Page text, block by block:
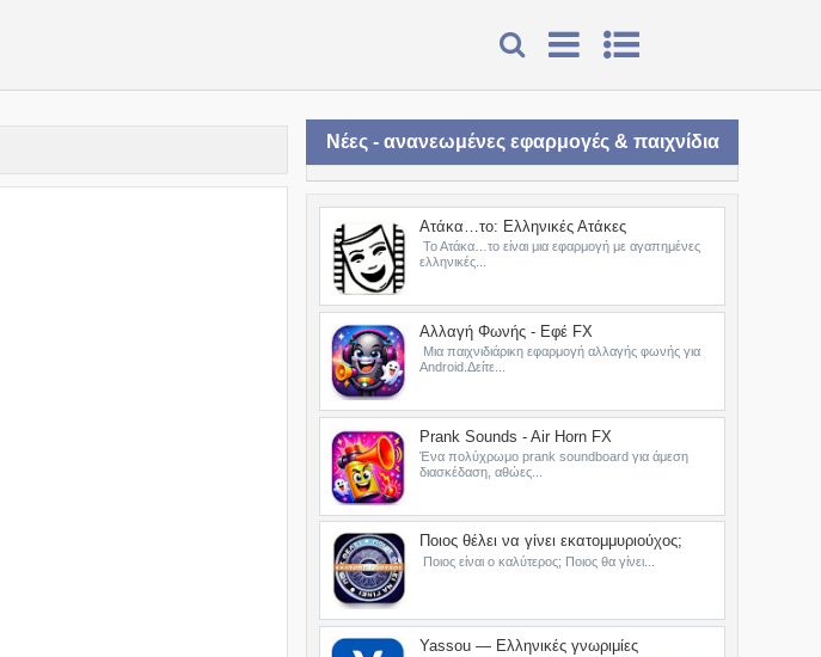
Νέες - ανανεωμένες εφαρμογές & παιχνίδια
Ατάκα…το: Ελληνικές Ατάκες
Το Ατάκα…το είναι μια εφαρμογή με αγαπημένες
ελληνικές...
Αλλαγή Φωνής - Εφέ FX
Μια παιχνιδιάρικη εφαρμογή αλλαγής φωνής για
Android.Δείτε...
Prank Sounds - Air Horn FX
Ένα πολύχρωμο prank soundboard για άμεση
διασκέδαση, αθώες...
Ποιος θέλει να γίνει εκατομμυριούχος;
Ποιος είναι ο καλύτερος; Ποιος θα γίνει...
Yassou — Ελληνικές γνωριμίες